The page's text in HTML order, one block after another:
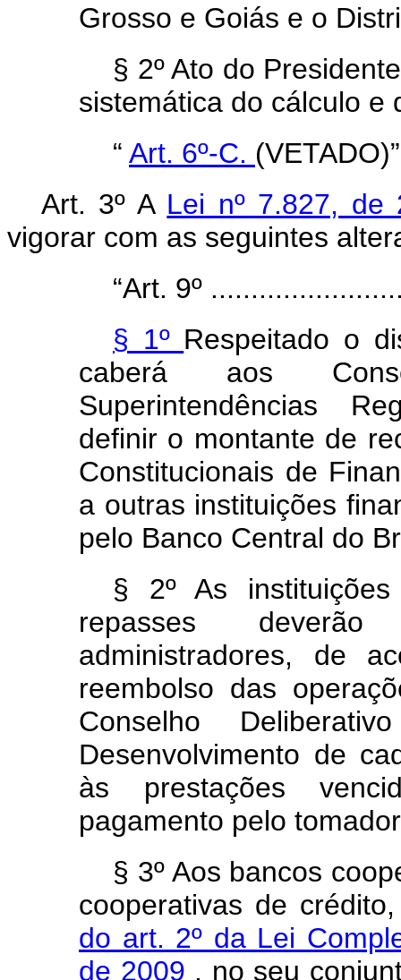
Grosso e Goiás e o
§ 2º Ato do
sistemática do cálculo e
“ Art. 6º-C. (VETADO)”
Art. 3º A Lei nº 7.827,
vigorar com as seguintes
“Art. 9º
§ 1º Respeitado o
caberá aos
Superintendências
definir o montante de
Constitucionais de
a outras instituições
pelo Banco Central do
§ 2º As instituições
repasses
administradores, de
reembolso das
Conselho
Desenvolvimento de
às prestações
pagamento pelo
§ 3º Aos bancos
cooperativas de
do art. 2º da Lei
de 2009 , no seu